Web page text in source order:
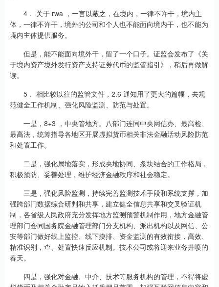
4． 关于 rwa ，一言以蔽之，在境内，一律不许干，境内主
体，一律不许干，境外的公司和个人也不能面向境内干，也不能为
境内主体提供服务。
但是，能不能面向境外干，留了一个口子。证监会发布了《关
于境内资产境外发行资产支持证券代币的监管指引》，稍后再做解
读。
5． 相比较以往的监管文件，2.6 通知用了更大的篇幅，去规
范健全工作机制、强化风险监测、防范与处置。
一是，8+3 ，中央管地方。八部门连同中央网信办、最高检、
最高法，统筹指导各地区开展虚拟货币相关非法金融活动风险防范
和处置工作。
二是，强化属地落实，形成央地协同、条块结合的工作格局，
积极预防、妥善处理，维护经济金融秩序和社会稳定。
三是，强化风险监测，持续完善监测技术手段和系统支撑，加
强跨部门数据综合研判和共享，建立健全信息共享和交叉验证机
制，各省级人民政府充分发挥地方监测预警机制作用，地方金融管
理部门会同国务院金融管理部门分支机构、派出机构以及网信、公
安等部门做好线上监控、线下摸排、资金监测的有效衔接，高效、
精准识别，查、处置快速反应机制。技术公司或将迎来业务井喷的
春天。
四是，强化对金融、中介、技术等服务机构的管理，不得将虚